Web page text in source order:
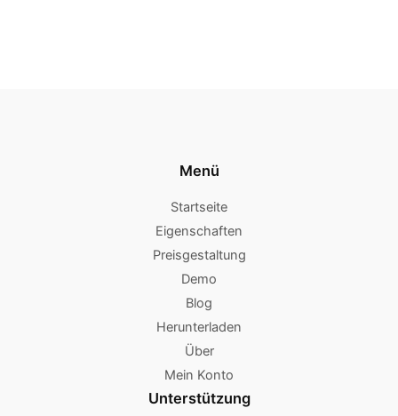
Menü
Startseite
Eigenschaften
Preisgestaltung
Demo
Blog
Herunterladen
Über
Mein Konto
Unterstützung